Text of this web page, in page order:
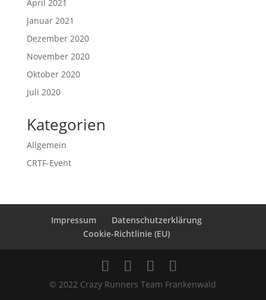
April 2021
Januar 2021
Dezember 2020
November 2020
Oktober 2020
Juli 2020
Kategorien
Allgemein
CRTF-Event
Impressum
Datenschutzerklärung
Cookie-Richtlinie (EU)
© 2022 Crazy Runners Team Frankenwald